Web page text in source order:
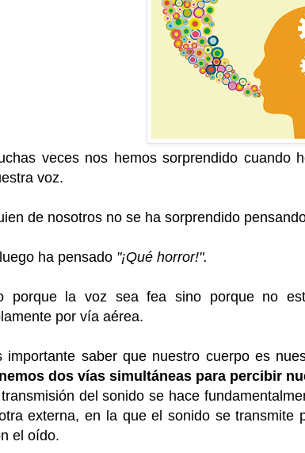
veces nos hemos sorprendido cuando
voz.
de nosotros no se ha sorprendido
ha pensado "¡Qué horror!".
porque la voz sea fea sino porque no
por vía aérea.
importante saber que nuestro cuerpo es
dos vías simultáneas para percibir
del sonido se hace
externa, en la que el sonido se transmite
el oído.